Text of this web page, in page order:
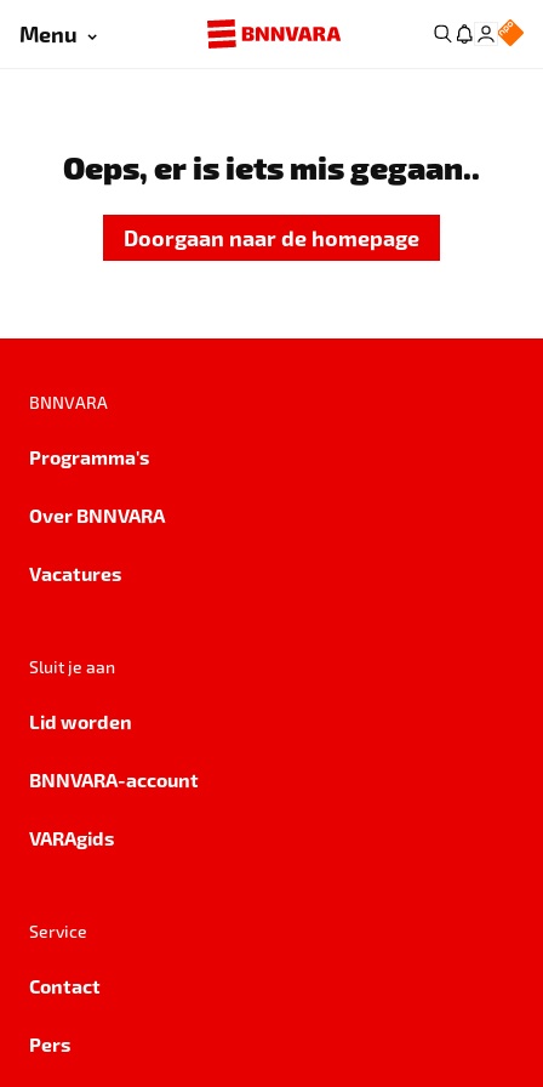
Menu
Oeps, er is iets mis gegaan..
Doorgaan naar de homepage
BNNVARA
Programma's
Over BNNVARA
Vacatures
Sluit je aan
Lid worden
BNNVARA-account
VARAgids
Service
Contact
Pers